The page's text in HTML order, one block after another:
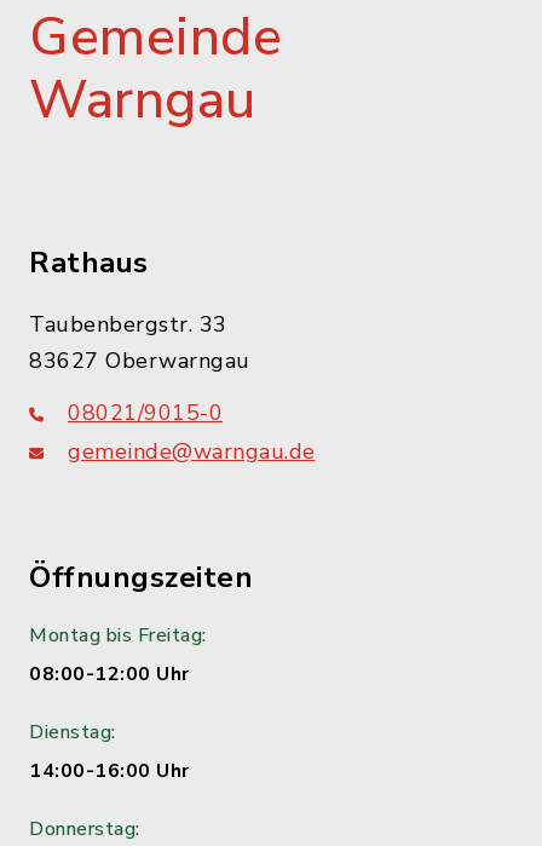
Gemeinde
Warngau
Rathaus
Taubenbergstr. 33
83627 Oberwarngau
08021/9015-0
gemeinde@warngau.de
Öffnungszeiten
Montag bis Freitag:
08:00-12:00 Uhr
Dienstag:
14:00-16:00 Uhr
Donnerstag: